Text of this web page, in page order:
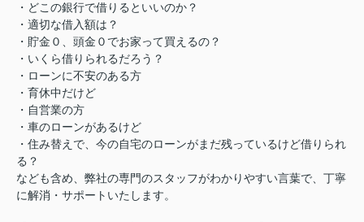
・どこの銀行で借りるといいのか？
・適切な借入額は？
・貯金０、頭金０でお家って買えるの？
・いくら借りられるだろう？
・ローンに不安のある方
・育休中だけど
・自営業の方
・車のローンがあるけど
・住み替えで、今の自宅のローンがまだ残っているけど借りられ
る？
なども含め、弊社の専門のスタッフがわかりやすい言葉で、丁寧
に解消・サポートいたします。